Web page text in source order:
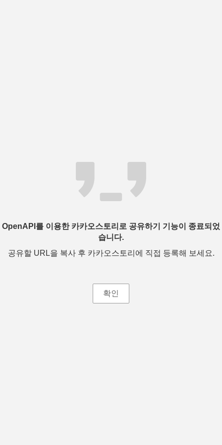
OpenAPI를 이용한 카카오스토리로 공유하기 기능이 종료되었
습니다.
공유할 URL을 복사 후 카카오스토리에 직접 등록해 보세요.
확인